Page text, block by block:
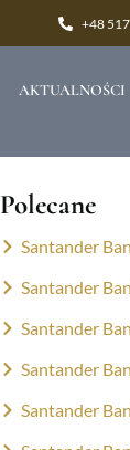
+48
AKTUALNOŚCI
Polecane
Santander
Santander
Santander
Santander
Santander